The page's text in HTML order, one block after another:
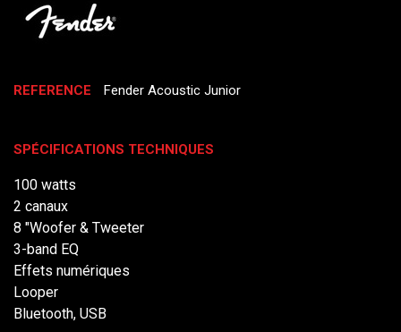
REFERENCE Fender Acoustic Junior
SPÉCIFICATIONS TECHNIQUES
100 watts
2 canaux
8 "Woofer & Tweeter
3-band EQ
Effets numériques
Looper
Bluetooth, USB